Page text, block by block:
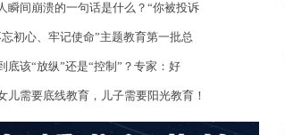
瞬间崩溃的一句话是什么？“你被投诉
初心、牢记使命”主题教育第一批总
底该“放纵”还是“控制”？专家：好
儿需要底线教育，儿子需要阳光教育！